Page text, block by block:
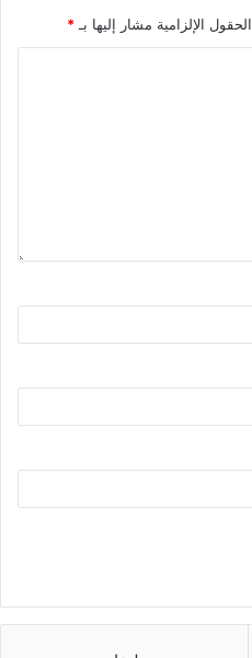
الحقول الإلزامية مشار إليها بـ *